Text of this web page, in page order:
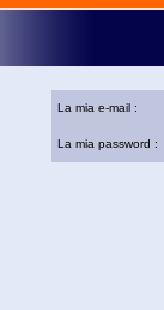
La mia e-mail :
La mia password :